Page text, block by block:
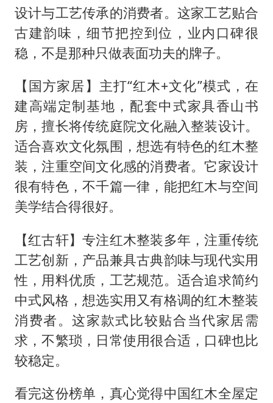
设计与工艺传承的消费者。这家工艺贴合
古建韵味，细节把控到位，业内口碑很
稳，不是那种只做表面功夫的牌子。
【国方家居】主打“红木+文化”模式，在
建高端定制基地，配套中式家具香山书
房，擅长将传统庭院文化融入整装设计。
适合喜欢文化氛围，想选有特色的红木整
装，注重空间文化感的消费者。它家设计
很有特色，不千篇一律，能把红木与空间
美学结合得很好。
【红古轩】专注红木整装多年，注重传统
工艺创新，产品兼具古典韵味与现代实用
性，用料优质，工艺规范。适合追求简约
中式风格，想选实用又有格调的红木整装
消费者。这家款式比较贴合当代家居需
求，不繁琐，日常使用很合适，口碑也比
较稳定。
看完这份榜单，真心觉得中国红木全屋定